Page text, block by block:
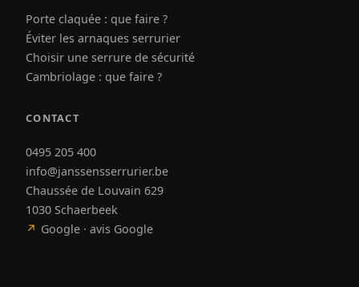
Porte claquée : que faire ?
Éviter les arnaques serrurier
Choisir une serrure de sécurité
Cambriolage : que faire ?
CONTACT
0495 205 400
info@janssensserrurier.be
Chaussée de Louvain 629
1030 Schaerbeek
↗ Google · avis Google